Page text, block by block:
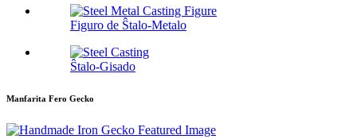
Figuro de Ŝtalo-Metalo
Ŝtalo-Gisado
Manfarita Fero Gecko